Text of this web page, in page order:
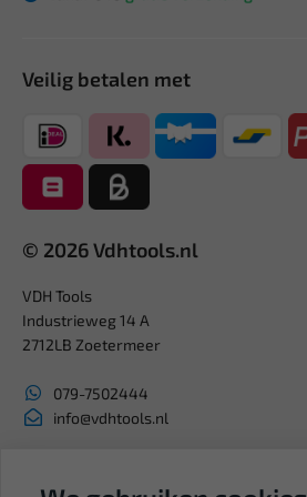
Veilig betalen met
© 2026 Vdhtools.nl
VDH Tools
Industrieweg 14 A
2712LB Zoetermeer
079-7502444
info@vdhtools.nl
BTW: NL819958657B01